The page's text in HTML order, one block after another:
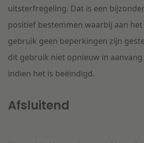
uitsterfregeling. Dat is een
positief bestemmen waarbij aan
gebruik geen beperkingen zijn
dit gebruik niet opnieuw in
indien het is beëindigd.
Afsluitend